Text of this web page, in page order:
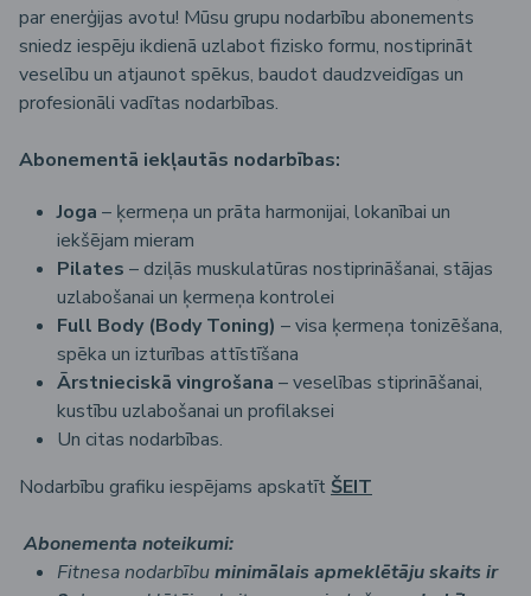
par enerģijas avotu! Mūsu grupu nodarbību abonements
sniedz iespēju ikdienā uzlabot fizisko formu, nostiprināt
veselību un atjaunot spēkus, baudot daudzveidīgas un
profesionāli vadītas nodarbības.
Abonementā iekļautās nodarbības:
Joga – ķermeņa un prāta harmonijai, lokanībai un
iekšējam mieram
Pilates – dziļās muskulatūras nostiprināšanai, stājas
uzlabošanai un ķermeņa kontrolei
Full Body (Body Toning) – visa ķermeņa tonizēšana,
spēka un izturības attīstīšana
Ārstnieciskā vingrošana – veselības stiprināšanai,
kustību uzlabošanai un profilaksei
Un citas nodarbības.
Nodarbību grafiku iespējams apskatīt ŠEIT
Abonementa noteikumi:
Fitnesa nodarbībuminimālais apmeklētāju skaits ir